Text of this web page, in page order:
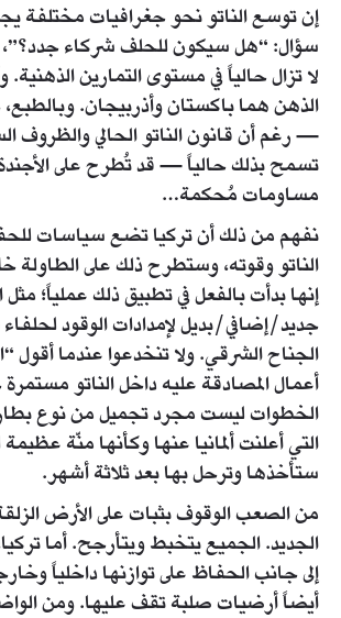
إن توسع الناتو نحو جغرافيات مختلفة
سؤال: “هل سيكون للحلف شركاء جدد؟”،
لا تزال حالياً في مستوى التمارين الذهنية.
الذهن هما باكستان وأذربيجان.
— رغم أن قانون الناتو الحالي والظروف
تسمح بذلك حالياً — قد تُطرح على
مساومات مُحكمة…
نفهم من ذلك أن تركيا تضع سياسات
الناتو وقوته، وستطرح ذلك على الطاولة
إنها بدأت بالفعل في تطبيق ذلك عملياً؛
جديد/إضافي/بديل لإمدادات الوقود لحلفاء
الجناح الشرقي. ولا تنخدعوا عندما أقول
أعمال المصادقة عليه داخل الناتو
الخطوات ليست مجرد تجميل من نوع
التي أعلنت ألمانيا عنها وكأنها منّة عظيمة
ستأخذها وترحل بها بعد ثلاثة أشهر.
من الصعب الوقوف بثبات على الأرض
الجديد. الجميع يتخبط ويتأرجح. أما
إلى جانب الحفاظ على توازنها داخلياً
أيضاً أرضيات صلبة تقف عليها. ومن